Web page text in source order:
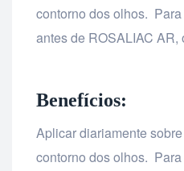
contorno dos olhos.
antes de ROSALIAC
Benefícios:
Aplicar diariamente
contorno dos olhos.